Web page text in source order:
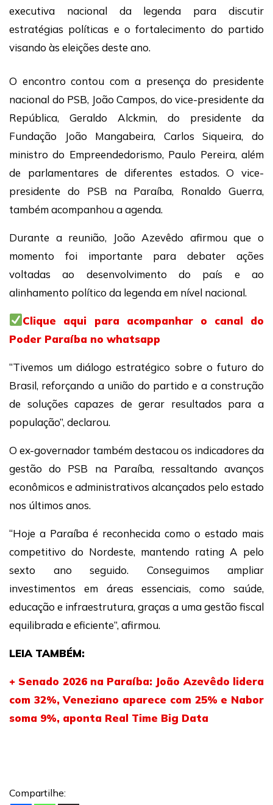
executiva nacional da legenda para discutir
estratégias políticas e o fortalecimento do partido
visando às eleições deste ano.
O encontro contou com a presença do presidente
nacional do PSB, João Campos, do vice-presidente da
República, Geraldo Alckmin, do presidente da
Fundação João Mangabeira, Carlos Siqueira, do
ministro do Empreendedorismo, Paulo Pereira, além
de parlamentares de diferentes estados. O vice-
presidente do PSB na Paraíba, Ronaldo Guerra,
também acompanhou a agenda.
Durante a reunião, João Azevêdo afirmou que o
momento foi importante para debater ações
voltadas ao desenvolvimento do país e ao
alinhamento político da legenda em nível nacional.
Clique aqui para acompanhar o canal do
Poder Paraíba no whatsapp
“Tivemos um diálogo estratégico sobre o futuro do
Brasil, reforçando a união do partido e a construção
de soluções capazes de gerar resultados para a
população”, declarou.
O ex-governador também destacou os indicadores da
gestão do PSB na Paraíba, ressaltando avanços
econômicos e administrativos alcançados pelo estado
nos últimos anos.
“Hoje a Paraíba é reconhecida como o estado mais
competitivo do Nordeste, mantendo rating A pelo
sexto ano seguido. Conseguimos ampliar
investimentos em áreas essenciais, como saúde,
educação e infraestrutura, graças a uma gestão fiscal
equilibrada e eficiente”, afirmou.
LEIA TAMBÉM:
+ Senado 2026 na Paraíba: João Azevêdo lidera
com 32%, Veneziano aparece com 25% e Nabor
soma 9%, aponta Real Time Big Data
Compartilhe: